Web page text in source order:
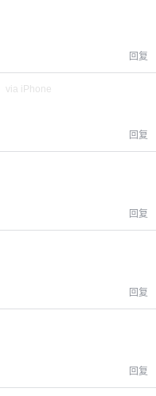
回复
via iPhone
回复
回复
回复
回复